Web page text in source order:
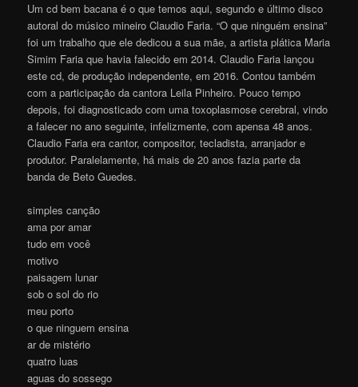
Um cd bem bacana é o que temos aqui, segundo e último disco
autoral do músico mineiro Claudio Faria. “O que ninguém ensina”
foi um trabalho que ele dedicou a sua mãe, a artista plática Maria
Simim Faria que havia falecido em 2014. Claudio Faria lançou
este cd, de produção independente, em 2016. Contou também
com a participação da cantora Leila Pinheiro. Pouco tempo
depois, foi diagnosticado com uma toxoplasmose cerebral, vindo
a falecer no ano seguinte, infelizmente, com apensa 48 anos.
Claudio Faria era cantor, compositor, tecladista, arranjador e
produtor. Paralelamente, há mais de 20 anos fazia parte da
banda de Beto Guedes.
simples canção
ama por amar
tudo em você
motivo
paisagem lunar
sob o sol do rio
meu porto
o que ninguem ensina
ar de mistério
quatro luas
aguas do sossego